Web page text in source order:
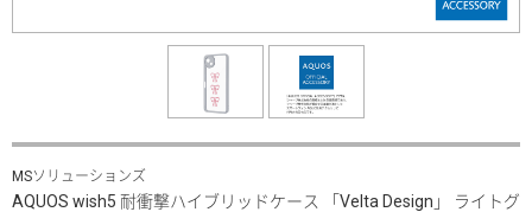
MSソリューションズ
AQUOS wish5 耐衝撃ハイブリッドケース 「Velta Design」 ライトグ